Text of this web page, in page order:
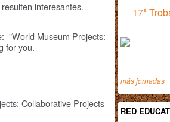
interesantes.
"World Museum Projects:
for you.
Collaborative Projects
17ª
más jornadas
RED